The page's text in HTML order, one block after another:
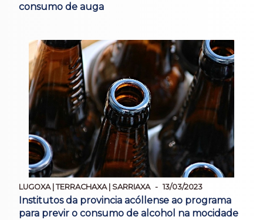
consumo de auga
LUGOXA | TERRACHAXA | SARRIAXA 13/03/2023
Institutos da provincia acóllense ao programa
para previr o consumo de alcohol na mocidade